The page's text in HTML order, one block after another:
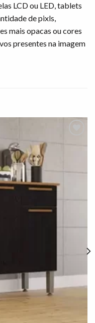
LCD ou LED, tablets
de pixls,
mais opacas ou cores
presentes na imagem
desejos"